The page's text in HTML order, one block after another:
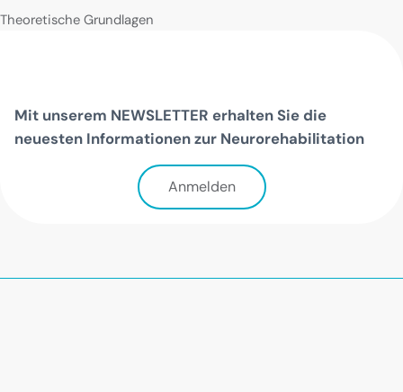
Theoretische Grundlagen
Mit unserem NEWSLETTER erhalten Sie die
neuesten Informationen zur Neurorehabilitation
Anmelden